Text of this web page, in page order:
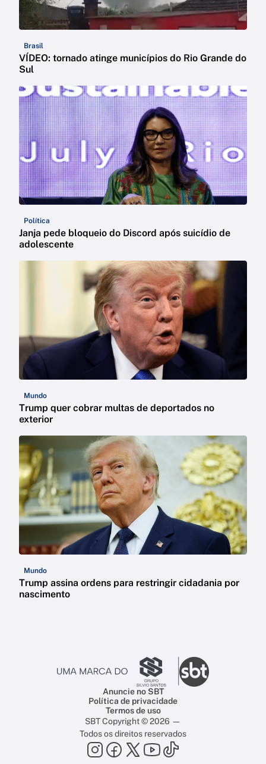
Brasil
VÍDEO: tornado atinge municípios do Rio Grande do
Sul
Política
Janja pede bloqueio do Discord após suicídio de
adolescente
Mundo
Trump quer cobrar multas de deportados no
exterior
Mundo
Trump assina ordens para restringir cidadania por
nascimento
Anuncie no SBT
Política de privacidade
Termos de uso
SBT Copyright © 2026 —
Todos os direitos reservados